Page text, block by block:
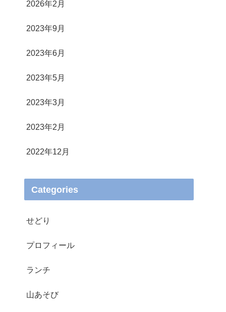
2026年2月
2023年9月
2023年6月
2023年5月
2023年3月
2023年2月
2022年12月
Categories
せどり
プロフィール
ランチ
山あそび